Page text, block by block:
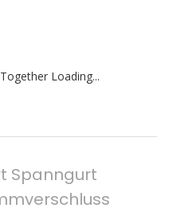
Loading...
Spanngurt